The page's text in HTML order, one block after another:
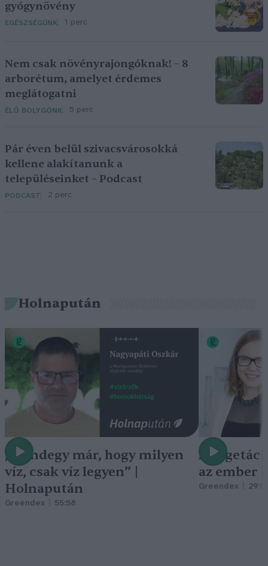
gyógynövény
EGÉSZSÉGÜNK 1 perc
Nem csak növényrajongóknak! – 8
arborétum, amelyet érdemes
meglátogatni
ÉLŐ BOLYGÓNK 5 perc
Pár éven belül szivacsvárosokká
kellene alakítanunk a
településeinket – Podcast
PODCAST 2 perc
Holnapután
„Mindegy már, hogy milyen
víz, csak víz legyen” |
Holnapután
Greendex 55:58
A
az ember
Greendex